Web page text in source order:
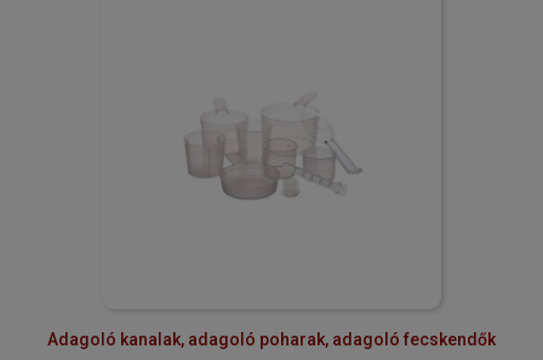
Adagoló kanalak, adagoló poharak, adagoló fecskendők